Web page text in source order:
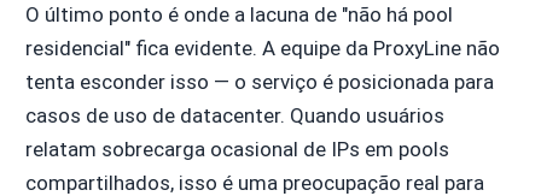
O último ponto é onde a lacuna de "não há pool
residencial" fica evidente. A equipe da ProxyLine não
tenta esconder isso — o serviço é posicionada para
casos de uso de datacenter. Quando usuários
relatam sobrecarga ocasional de IPs em pools
compartilhados, isso é uma preocupação real para